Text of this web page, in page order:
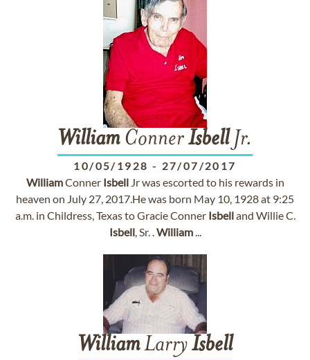
WilliamConnerIsbellJr.
10/05/1928 - 27/07/2017
WilliamConner IsbellJr was escorted to his rewards in
heaven on July 27, 2017.He was born May 10, 1928 at 9:25
a.m. in Childress, Texas to Gracie Conner Isbelland Willie C.
Isbell, Sr. .William...
WilliamLarryIsbell